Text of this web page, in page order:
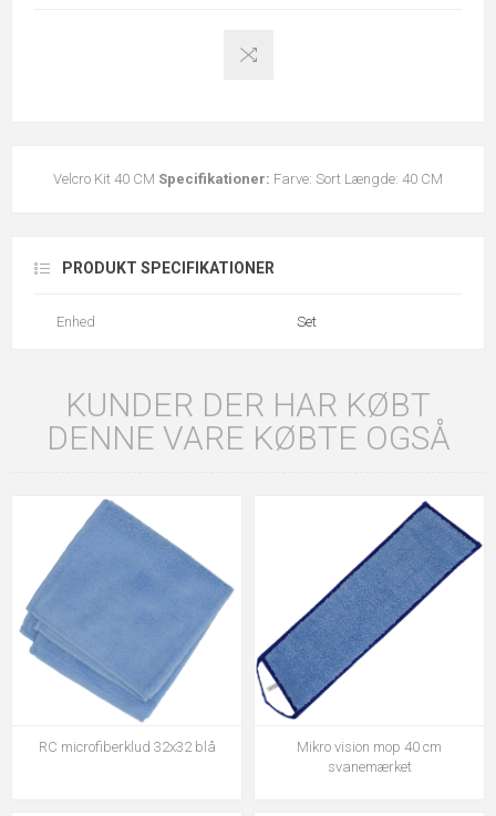
Velcro Kit 40 CM Specifikationer: Farve: Sort Længde: 40 CM
PRODUKT SPECIFIKATIONER
Enhed Set
KUNDER DER HAR KØBT
DENNE VARE KØBTE OGSÅ
RC microfiberklud 32x32 blå
Mikro vision mop 40 cm
svanemærket